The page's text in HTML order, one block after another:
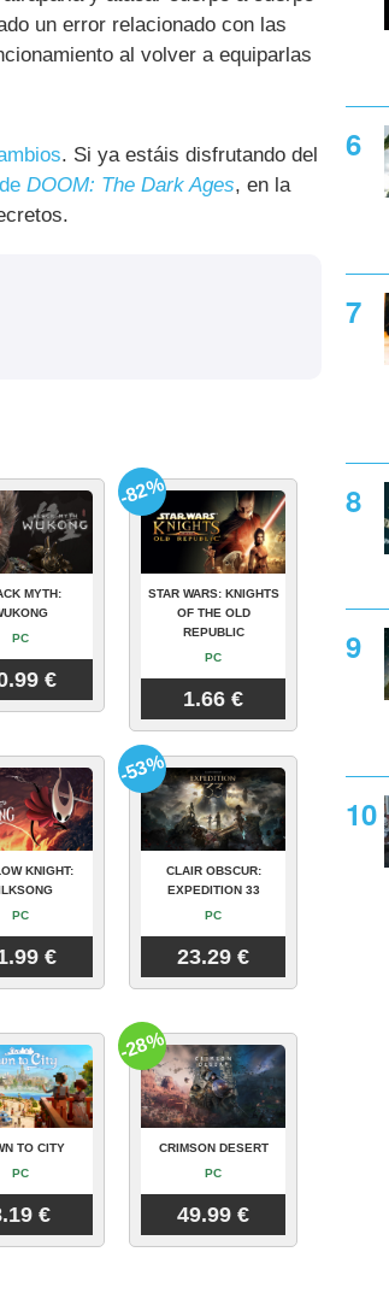
un error relacionado con las
al volver a equiparlas
. Si ya estáis disfrutando del
DOOM: The Dark Ages, en la
MYTH:
PC
€
STAR WARS: KNIGHTS
OF THE OLD
REPUBLIC
PC
1.66 €
-82%
KNIGHT:
PC
€
CLAIR OBSCUR:
EXPEDITION 33
PC
23.29 €
-53%
TO CITY
PC
€
CRIMSON DESERT
PC
49.99 €
-28%